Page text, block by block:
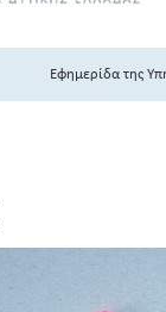
Εφημερίδα της